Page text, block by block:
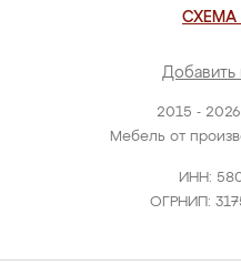
2015 -
Мебель от
ИНН:
ОГРНИП:
СХЕМА
Добавить